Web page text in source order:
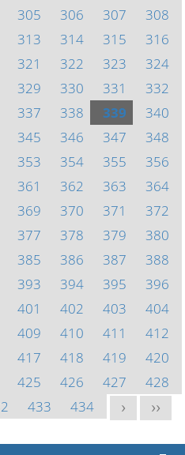
305 306 307
308
313 314 315
316
321 322 323
324
329 330 331
332
337 338 339
340
345 346 347
348
353 354 355
356
361 362 363
364
369 370 371
372
377 378 379
380
385 386 387
388
393 394 395
396
401 402 403
404
409 410 411
412
417 418 419
420
425 426 427
428
433 434 > >>